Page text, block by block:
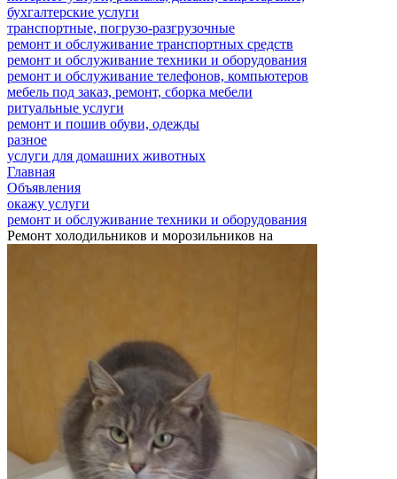
бухгалтерские услуги
транспортные, погрузо-разгрузочные
ремонт и обслуживание транспортных средств
ремонт и обслуживание техники и оборудования
ремонт и обслуживание телефонов, компьютеров
мебель под заказ, ремонт, сборка мебели
ритуальные услуги
ремонт и пошив обуви, одежды
разное
услуги для домашних животных
Главная
Объявления
окажу услуги
ремонт и обслуживание техники и оборудования
Ремонт холодильников и морозильников на